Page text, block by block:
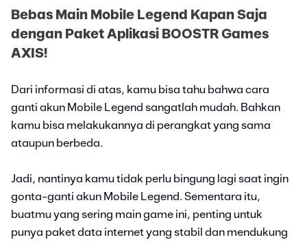
Bebas Main Mobile Legend Kapan Saja
dengan Paket Aplikasi BOOSTR Games
AXIS!
Dari informasi di atas, kamu bisa tahu bahwa cara
ganti akun Mobile Legend sangatlah mudah. Bahkan
kamu bisa melakukannya di perangkat yang sama
ataupun berbeda.
Jadi, nantinya kamu tidak perlu bingung lagi saat ingin
gonta-ganti akun Mobile Legend. Sementara itu,
buatmu yang sering main game ini, penting untuk
punya paket data internet yang stabil dan mendukung